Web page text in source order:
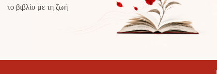
το βιβλίο με τη ζωή